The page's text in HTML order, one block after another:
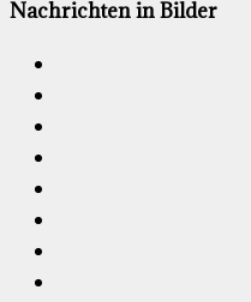
Nachrichten in Bilder